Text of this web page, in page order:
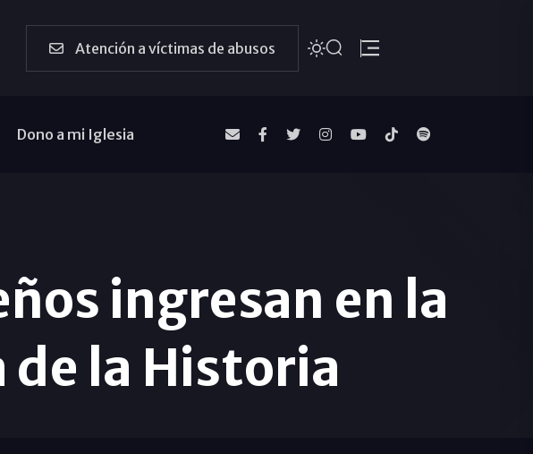
Atención a víctimas de abusos
Dono a mi Iglesia
ingresan en la
de la Historia